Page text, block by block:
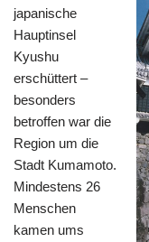
japanische
Hauptinsel
Kyushu
erschüttert –
besonders
betroffen war die
Region um die
Stadt Kumamoto.
Mindestens 26
Menschen
kamen ums